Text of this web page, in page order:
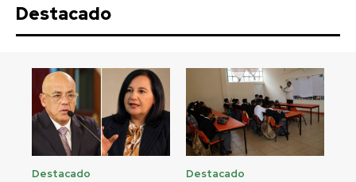
Destacado
Destacado Destacado